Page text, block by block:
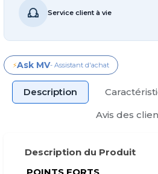
Service client à vie
⚡Ask MV- Assistant d'achat
Description
Avis des
Description du Produit